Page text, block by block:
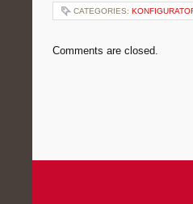
CATEGORIES:
Comments are closed.